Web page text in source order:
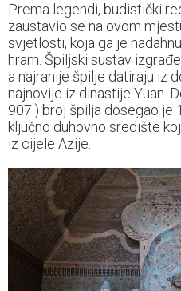
Prema legendi, budistički
zaustavio se na ovom
svjetlosti, koja ga je
hram. Špiljski sustav
a najranije špilje datiraju iz
najnovije iz dinastije Yuan.
907.) broj špilja dosegao je
ključno duhovno središte
iz cijele Azije.